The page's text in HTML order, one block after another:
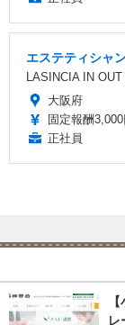
エステティシャ
LASINCIA IN
大阪府
固定報酬3,000
正社員
レ